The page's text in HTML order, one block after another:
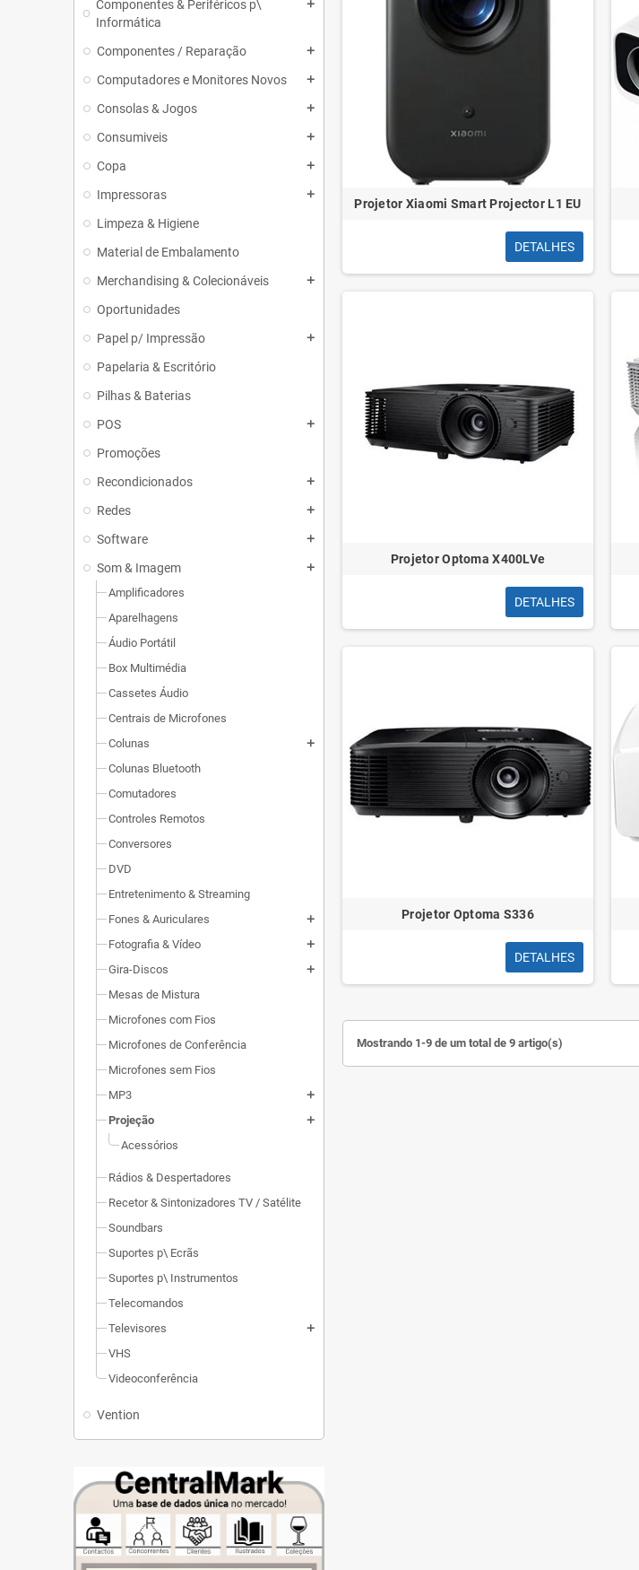
Componentes & Periféricos p\
Informática
add
Componentes / Reparação add
Computadores e Monitores Novos add
Consolas & Jogos add
Consumiveis add
Copa add
Impressoras add
Limpeza & Higiene
Material de Embalamento
Merchandising & Colecionáveis
add
Oportunidades
Papel p/ Impressão
add
Papelaria & Escritório
Pilhas & Baterias
POS
add
Promoções
Recondicionados
add
Redes add
Software add
Som & Imagem add
Amplificadores
Aparelhagens
Áudio Portátil
Box Multimédia
Cassetes Áudio
Centrais de Microfones
Colunas
add
Colunas Bluetooth
Comutadores
Controles Remotos
Conversores
DVD
Entretenimento & Streaming
Fones & Auriculares
add
Fotografia & Vídeo add
Gira-Discos add
Mesas de Mistura
Microfones com Fios
Microfones de Conferência
Microfones sem Fios
MP3
add
Projeção add
Acessórios
Rádios & Despertadores
Recetor & Sintonizadores TV / Satélite
Soundbars
Suportes p\ Ecrãs
Suportes p\ Instrumentos
Telecomandos
Televisores
add
VHS
Videoconferência
Vention
Projetor Xiaomi Smart Projector L1 EU
DETALHES
Projetor Optoma X400LVe
DETALHES
Projetor Optoma S336
DETALHES
Mostrando 1-9 de um total de 9 artigo(s)